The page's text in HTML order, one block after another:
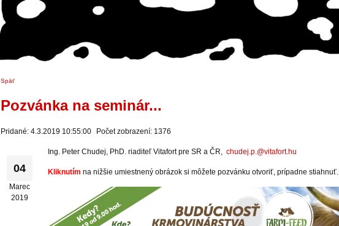
Späť
Pozvánka na seminár...
Pridané: 4.3.2019 10:55:00 Počet zobrazení: 1376
04
Marec
2019
Ing. Peter Chudej, PhD. riaditeľ Vitafort pre SR a ČR, chudej.p.@vitafort.hu
Kliknutím na nižšie umiestnený obrázok si môžete pozvánku otvoriť, prípadne stiahnuť.